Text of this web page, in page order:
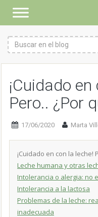
¡Cuidado
Pero.. ¿Por
17/06/2020 Marta
¡Cuidado en con la leche!
Leche humana y otras
Intolerancia o alergia: no
Intolerancia a la lactosa
Problemas de la leche:
inadecuada